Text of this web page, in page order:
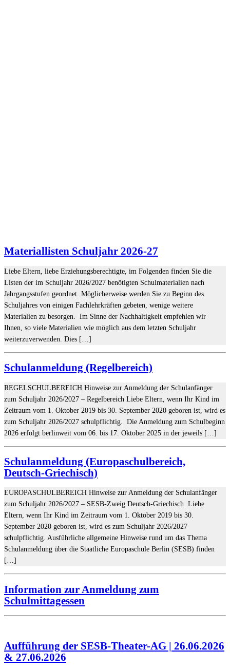
Materiallisten Schuljahr 2026-27
Liebe Eltern, liebe Erziehungsberechtigte, im Folgenden finden Sie die
Listen der im Schuljahr 2026/2027 benötigten Schulmaterialien nach
Jahrgangsstufen geordnet. Möglicherweise werden Sie zu Beginn des
Schuljahres von einigen Fachlehrkräften gebeten, wenige weitere
Materialien zu besorgen. Im Sinne der Nachhaltigkeit empfehlen wir
Ihnen, so viele Materialien wie möglich aus dem letzten Schuljahr
weiterzuverwenden. Dies […]
Schulanmeldung (Regelbereich)
REGELSCHULBEREICH Hinweise zur Anmeldung der Schulanfänger
zum Schuljahr 2026/2027 – Regelbereich Liebe Eltern, wenn Ihr Kind im
Zeitraum vom 1. Oktober 2019 bis 30. September 2020 geboren ist, wird es
zum Schuljahr 2026/2027 schulpflichtig. Die Anmeldung zum Schulbeginn
2026 erfolgt berlinweit vom 06. bis 17. Oktober 2025 in der jeweils […]
Schulanmeldung (Europaschulbereich,
Deutsch-Griechisch)
EUROPASCHULBEREICH Hinweise zur Anmeldung der Schulanfänger
zum Schuljahr 2026/2027 – SESB-Zweig Deutsch-Griechisch Liebe
Eltern, wenn Ihr Kind im Zeitraum vom 1. Oktober 2019 bis 30.
September 2020 geboren ist, wird es zum Schuljahr 2026/2027
schulpflichtig. Ausführliche allgemeine Hinweise rund um das Thema
Schulanmeldung über die Staatliche Europaschule Berlin (SESB) finden
[…]
Information zur Anmeldung zum
Schulmittagessen
Aufführung der SESB-Theater-AG | 26.06.2026
& 27.06.2026